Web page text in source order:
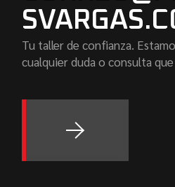
Tu taller de confianza.
cualquier duda o consulta